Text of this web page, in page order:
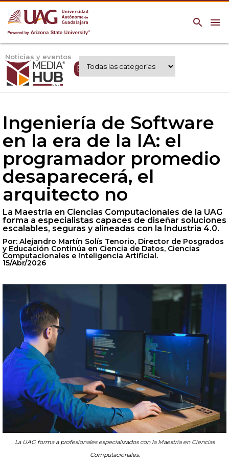
menu
search
Noticias y eventos
Expertos UAG
Ingeniería de Software
en la era de la IA: el
programador promedio
desaparecerá, el
arquitecto no
La Maestría en Ciencias Computacionales de la UAG
forma a especialistas capaces de diseñar soluciones
escalables, seguras y alineadas con la Industria 4.0.
Por: Alejandro Martín Solís Tenorio, Director de Posgrados
y Educación Continúa en Ciencia de Datos, Ciencias
Computacionales e Inteligencia Artificial.
15/Abr/2026
La UAG forma a profesionales especializados con la Maestría en Ciencias
Computacionales.